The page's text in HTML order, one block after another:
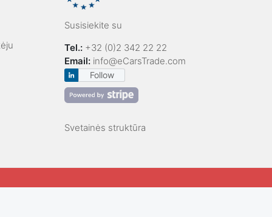
Susisiekite su
Tel.: +32 (0)2 342 22 22
Email: info@eCarsTrade.com
Follow
Svetainės struktūra